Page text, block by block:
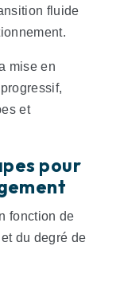
fluide
mise en
et
pour
fonction de
du degré de